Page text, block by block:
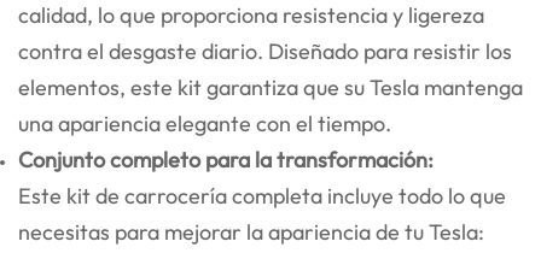
calidad, lo que proporciona resistencia y ligereza
contra el desgaste diario. Diseñado para resistir los
elementos, este kit garantiza que su Tesla mantenga
una apariencia elegante con el tiempo.
Conjunto completo para la transformación:
Este kit de carrocería completa incluye todo lo que
necesitas para mejorar la apariencia de tu Tesla: